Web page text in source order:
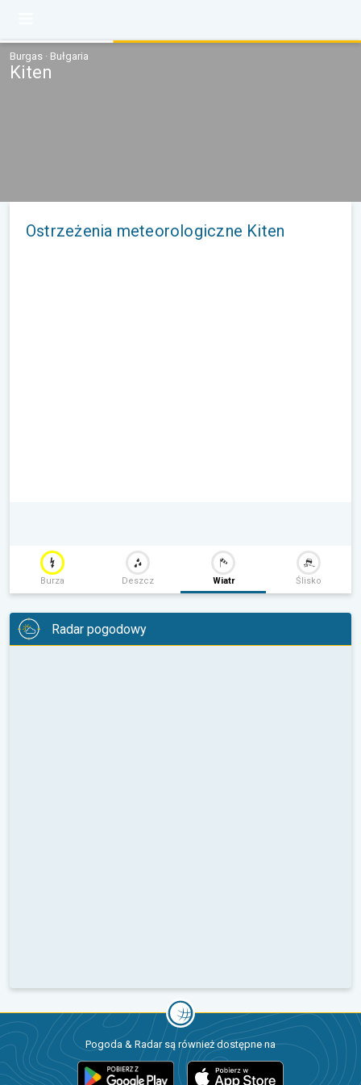
Burgas · Bułgaria
Kiten
Ostrzeżenia meteorologiczne Kiten
Burza Deszcz Wiatr Ślisko
Radar pogodowy
Pogoda & Radar są również dostępne na